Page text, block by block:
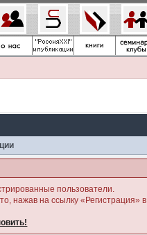
пользователи.
нажав на ссылку «Регистрация»